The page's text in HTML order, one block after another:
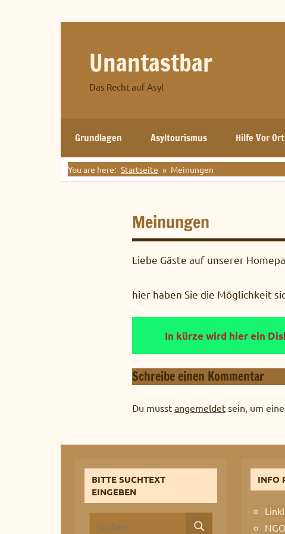
Inhalt
Unantastbar
Das Recht auf Asyl
Grundlagen Asyltourismus Hilfe Vor Ort
You are here: Startseite Meinungen
Meinungen
Liebe Gäste auf unserer
hier haben Sie die Möglichkeit
In kürze wird hier ein
Schreibe einen Kommentar
Du musst angemeldet sein, um
BITTE SUCHTEXT
EINGEBEN
INFO